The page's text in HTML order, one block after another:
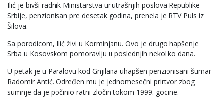
Ilić je bivši radnik Ministarstva unutrašnjih poslova Republike
Srbije, penzionisan pre desetak godina, prenela je RTV Puls iz
Šilova.
Sa porodicom, Ilić živi u Korminjanu. Ovo je drugo hapšenje
Srba u Kosovskom pomoravlju u poslednjih nekoliko dana.
U petak je u Paralovu kod Gnjilana uhapšen penzionisani šumar
Radomir Antić. Određen mu je jednomesečni prirtvor zbog
sumnje da je počinio ratni zločin tokom 1999. godine.